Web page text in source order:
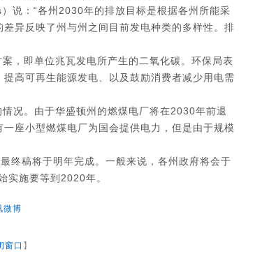
说：“各州2030年的排放目标是根据各州所能采
异反映了州与州之间目前发电种类的多样性。排
，即单位兆瓦发电所产生的二氧化碳。环保局表
高可再生能源发电、以及鼓励消费者减少用电需
况。由于华盛顿州的燃煤电厂将在2030年前退
座小型燃煤电厂为国会提供电力，但是由于规模
终稿将于明年完成。一般来说，各州政府将会于
实施要等到2020年。
窗口 】